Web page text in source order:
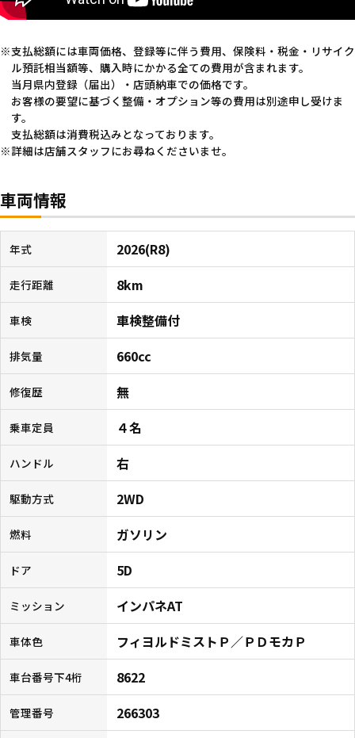
支払総額には車両価格、登録等に伴う費用、保険料・税金・リサイク
ル預託相当額等、購入時にかかる全ての費用が含まれます。
当月県内登録（届出）・店頭納車での価格です。
お客様の要望に基づく整備・オプション等の費用は別途申し受けま
す。
支払総額は消費税込みとなっております。
詳細は店舗スタッフにお尋ねくださいませ。
車両情報
年式 2026(R8)
走行距離 8km
車検 車検整備付
排気量 660cc
修復歴 無
乗車定員 ４名
ハンドル 右
駆動方式 2WD
燃料 ガソリン
ドア 5D
ミッション インパネAT
車体色 フィヨルドミストＰ／ＰＤモカＰ
車台番号下4桁 8622
管理番号 266303